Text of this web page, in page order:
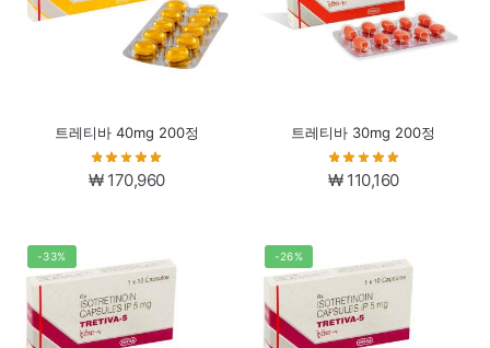
트레티바 40mg 200정
₩170,960
트레티바 30mg 200정
₩110,160
-33% -26%